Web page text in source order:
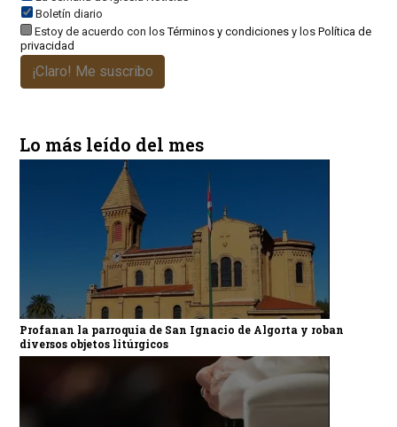
Boletín diario
Estoy de acuerdo con losTérminos y condicionesy los Política de
privacidad
¡Claro! Me suscribo
Lo más leído del mes
Profanan la parroquia de San Ignacio de Algorta y roban
diversos objetos litúrgicos